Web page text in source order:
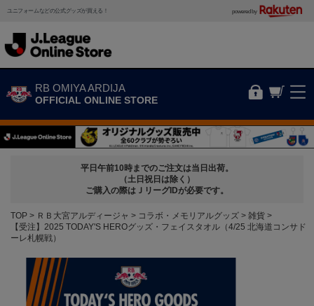
ユニフォームなどの公式グッズが買える！ powered by
RB OMIYA ARDIJA
OFFICIAL ONLINE STORE
平日午前10時までのご注文は当日出荷。
（土日祝日は除く）
ご購入の際はＪリーグIDが必要です。
TOP ＲＢ大宮アルディージャ コラボ・メモリアルグッズ
雑貨
【受注】2025 TODAY'S HEROグッズ・フェイスタオル（4/25 北海道コンサド
ーレ札幌戦）